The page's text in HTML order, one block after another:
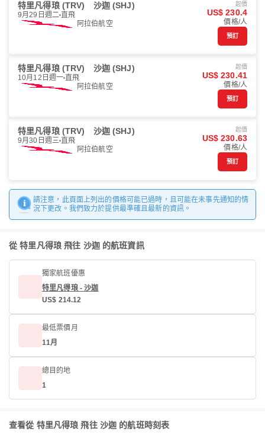
特里凡得琅 (TRV) 沙迦 (SHJ)
9月29日週二 直飛
阿拉伯航空
起價
US$ 230.4
價格/人
預訂
特里凡得琅 (TRV) 沙迦 (SHJ)
10月12日週一 直飛
阿拉伯航空
起價
US$ 230.41
價格/人
預訂
特里凡得琅 (TRV) 沙迦 (SHJ)
9月30日週三 直飛
阿拉伯航空
起價
US$ 230.63
價格/人
預訂
請注意，此頁面上列出的價格可能已過時，且可能在未事先通知的情
況下更改。我們致力於提供最準確且最新的資訊。
從 特里凡得琅 飛往 沙迦 的航班資訊
獨家航班優惠
特里凡得琅 - 沙迦
US$ 214.12
最低票價月
11月
總目的地
1
查看從 特里凡得琅 飛往 沙迦 的航班時刻表